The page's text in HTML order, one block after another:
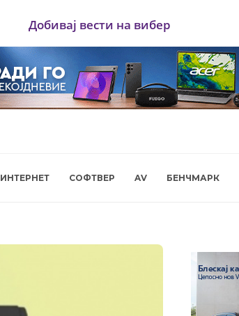
Добивај вести на вибер
ИНТЕРНЕТ СОФТВЕР AV БЕНЧМАРК